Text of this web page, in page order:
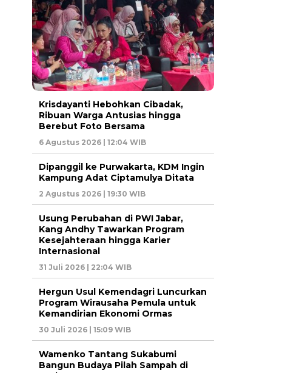
Krisdayanti Hebohkan Cibadak,
Ribuan Warga Antusias hingga
Berebut Foto Bersama
6 Agustus 2026 | 12:04 WIB
Dipanggil ke Purwakarta, KDM Ingin
Kampung Adat Ciptamulya Ditata
2 Agustus 2026 | 19:30 WIB
Usung Perubahan di PWI Jabar,
Kang Andhy Tawarkan Program
Kesejahteraan hingga Karier
Internasional
31 Juli 2026 | 22:04 WIB
Hergun Usul Kemendagri Luncurkan
Program Wirausaha Pemula untuk
Kemandirian Ekonomi Ormas
30 Juli 2026 | 15:09 WIB
Wamenko Tantang Sukabumi
Bangun Budaya Pilah Sampah di